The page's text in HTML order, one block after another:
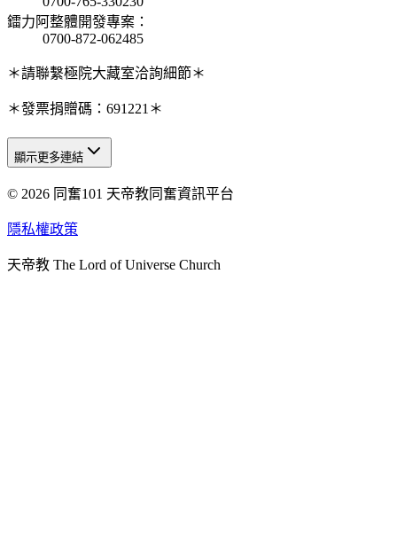
鐳力阿整體開發專案 ：
0700-872-062485
＊請聯繫極院大藏室洽詢細節＊
＊發票捐贈碼：691221＊
天人研究總院
天人研究學院
天人炁功院
顯示更多連結
© 2026 同奮101 天帝教同奮資訊平台
隱私權政策
天帝教 The Lord of Universe Church